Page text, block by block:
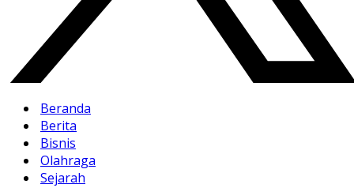
Beranda
Berita
Bisnis
Olahraga
Sejarah